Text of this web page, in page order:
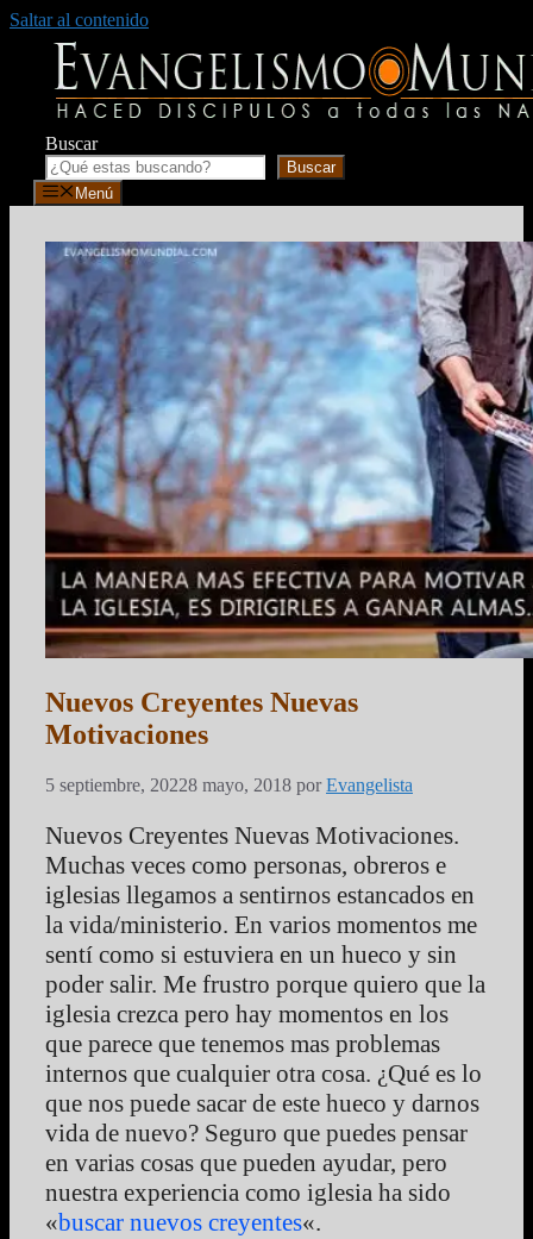
Saltar al contenido
Buscar
Buscar
Menú
Nuevos Creyentes Nuevas
Motivaciones
5 septiembre, 20228 mayo, 2018 porEvangelista
Nuevos Creyentes Nuevas Motivaciones.
Muchas veces como personas, obreros e
iglesias llegamos a sentirnos estancados en
la vida/ministerio. En varios momentos me
sentí como si estuviera en un hueco y sin
poder salir. Me frustro porque quiero que la
iglesia crezca pero hay momentos en los
que parece que tenemos mas problemas
internos que cualquier otra cosa. ¿Qué es lo
que nos puede sacar de este hueco y darnos
vida de nuevo? Seguro que puedes pensar
en varias cosas que pueden ayudar, pero
nuestra experiencia como iglesia ha sido
«buscar nuevos creyentes«.